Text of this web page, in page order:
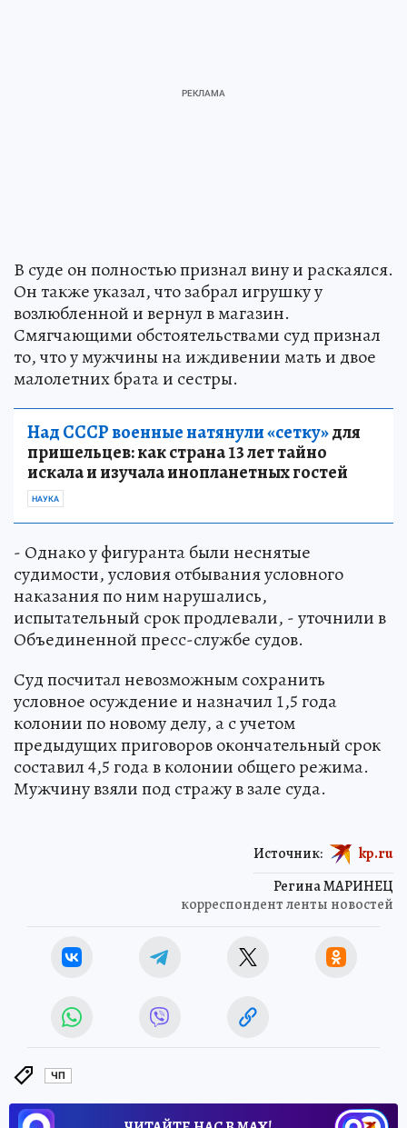
В суде он полностью признал вину и раскаялся.
Он также указал, что забрал игрушку у
возлюбленной и вернул в магазин.
Смягчающими обстоятельствами суд признал
то, что у мужчины на иждивении мать и двое
малолетних брата и сестры.
Над СССР военные натянули «сетку»для
пришельцев: как страна 13 лет тайно
искала и изучала инопланетных гостей
НАУКА
- Однако у фигуранта были неснятые
судимости, условия отбывания условного
наказания по ним нарушались,
испытательный срок продлевали, - уточнили в
Объединенной пресс-службе судов.
Суд посчитал невозможным сохранить
условное осуждение и назначил 1,5 года
колонии по новому делу, а с учетом
предыдущих приговоров окончательный срок
составил 4,5 года в колонии общего режима.
Мужчину взяли под стражу в зале суда.
Регина МАРИНЕЦ
корреспондент ленты новостей
Источник: kp.ru
ЧП